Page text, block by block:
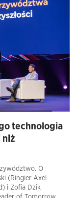
technologia
niż
O
(Ringier Axel
i Zofia Dzik